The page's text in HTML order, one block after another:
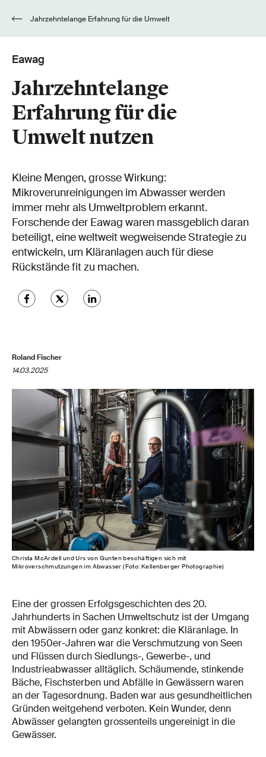
Eawag
Jahrzehntelange
Erfahrung für die
Umwelt nutzen
Kleine Mengen, grosse Wirkung:
Mikroverunreinigungen im Abwasser werden
immer mehr als Umweltproblem erkannt.
Forschende der Eawag waren massgeblich daran
beteiligt, eine weltweit wegweisende Strategie zu
entwickeln, um Kläranlagen auch für diese
Rückstände fit zu machen.
Roland Fischer
14.03.2025
Christa McArdell und Urs von Gunten beschäftigen sich mit
Mikroverschmutzungen im Abwasser (Foto: Kellenberger Photographie)
Eine der grossen Erfolgsgeschichten des 20.
Jahrhunderts in Sachen Umweltschutz ist der Umgang
mit Abwässern oder ganz konkret: die Kläranlage. In
den 1950er-Jahren war die Verschmutzung von Seen
und Flüssen durch Siedlungs-, Gewerbe-, und
Industrieabwasser alltäglich. Schäumende, stinkende
Bäche, Fischsterben und Abfälle in Gewässern waren
an der Tagesordnung. Baden war aus gesundheitlichen
Gründen weitgehend verboten. Kein Wunder, denn
Abwässer gelangten grossenteils ungereinigt in die
Gewässer.